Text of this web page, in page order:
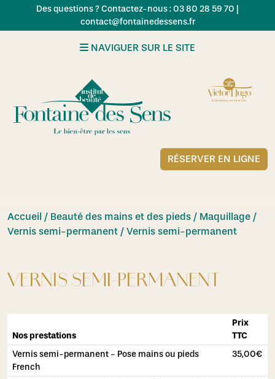
Skip to main content
Des questions ? Contactez-nous : 03 80 28 59 70 |
contact@fontainedessens.fr
NAVIGUER SUR LE SITE
RÉSERVER EN LIGNE
Accueil / Beauté des mains et des pieds / Maquillage /
Vernis semi-permanent / Vernis semi-permanent
VERNIS SEMI-PERMANENT
Nos prestations
Prix
TTC
Vernis semi-permanent - Pose mains ou pieds
French
35,00€